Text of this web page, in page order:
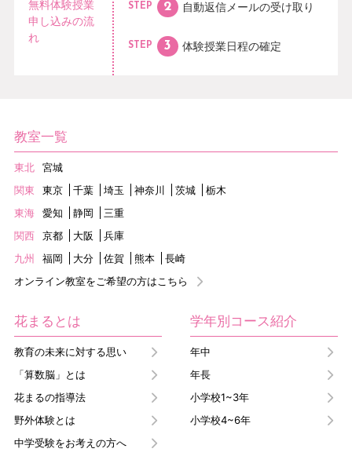
無料体験授業
申し込みの流
れ
STEP 自動返信メールの受け取り
STEP 体験授業日程の確定
教室一覧
東北
宮城
関東
東京 千葉 埼玉 神奈川 茨城
栃木
東海
愛知 静岡
三重
関西
京都 大阪
兵庫
九州
福岡 大分 佐賀 熊本
長崎
オンライン教室をご希望の方はこちら
花まるとは
教育の未来に対する思い
「算数脳」とは
花まるの指導法
野外体験とは
中学受験をお考えの方へ
学年別コース紹介
年中
年長
小学校1~3年
小学校4~6年